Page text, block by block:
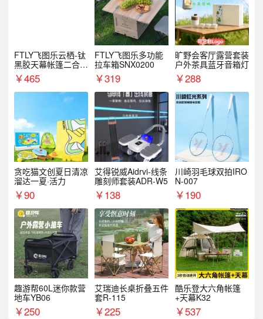
FTLY飞图乐云栖-钛
黑胶天幕帐篷二合一
TMTZ0201
￥465
FTLY飞图乐多功能
拉车箱SNX0200
￥319
旷野会客厅露营套装
户外茶具蓝牙音箱灯
￥288
贪吃猫文创夏日清凉
溜达一夏·活力
￥90
艾得锐威Aidrvi-线条
雕刻师套装ADR-W5
￥138
川崎羽毛球双拍IRO
N-007
￥190
趣游帮60L迷你款营
地车YB06
￥250
艾瑞迪长桌折叠五件
套R-115
￥225
酷乐登大六角帐篷
+天幕K32
￥537